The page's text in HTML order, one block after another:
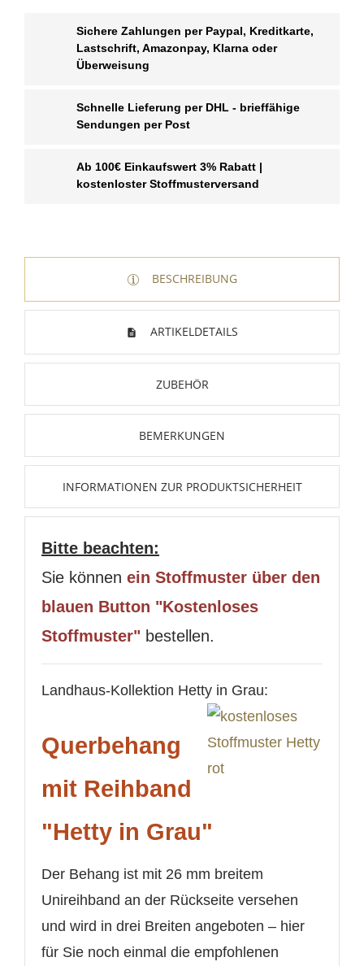
Sichere Zahlungen per Paypal, Kreditkarte,
Lastschrift, Amazonpay, Klarna oder
Überweisung
Schnelle Lieferung per DHL - brieffähige
Sendungen per Post
Ab 100€ Einkaufswert 3% Rabatt |
kostenloster Stoffmusterversand
BESCHREIBUNG
ARTIKELDETAILS
ZUBEHÖR
BEMERKUNGEN
INFORMATIONEN ZUR PRODUKTSICHERHEIT
Bitte beachten:
Sie können ein Stoffmuster über den
blauen Button "Kostenloses
Stoffmuster" bestellen.
Landhaus-Kollektion Hetty in Grau:
Querbehang
mit Reihband
"Hetty in Grau"
Der Behang ist mit 26 mm breitem
Unireihband an der Rückseite versehen
und wird in drei Breiten angeboten – hier
für Sie noch einmal die empfohlenen